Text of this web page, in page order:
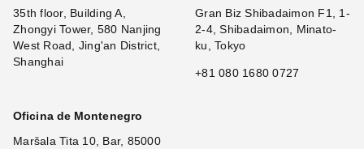
35th floor, Building A,
Zhongyi Tower, 580 Nanjing
West Road, Jing'an District,
Shanghai
Gran Biz Shibadaimon F1, 1-
2-4, Shibadaimon, Minato-
ku, Tokyo
+81 080 1680 0727
Oficina de Montenegro
Maršala Tita 10, Bar, 85000